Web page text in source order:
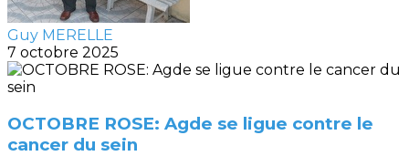
Guy MERELLE
7 octobre 2025
OCTOBRE ROSE: Agde se ligue contre le
cancer du sein